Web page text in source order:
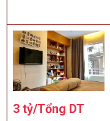
3 tỷ/Tổng DT